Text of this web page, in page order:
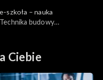
e-szkoła – nauka
Technika budowy
Ciebie